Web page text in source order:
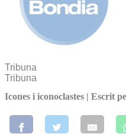
Tribuna
Tribuna
Icones i iconoclastes | Escrit